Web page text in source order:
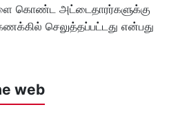
கொண்ட அட்டைதாரர்களுக்கு
செலுத்தப்பட்டது என்பது
web